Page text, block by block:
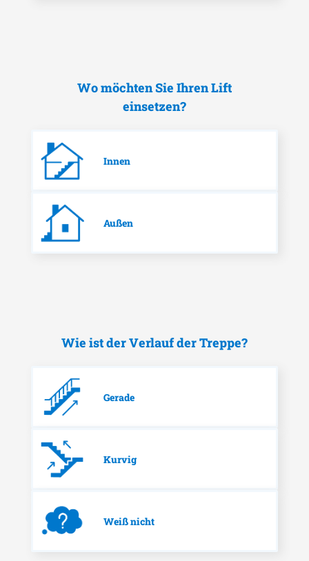
Wo möchten Sie Ihren Lift
einsetzen?
Innen
Außen
Wie ist der Verlauf der Treppe?
Gerade
Kurvig
Weiß nicht